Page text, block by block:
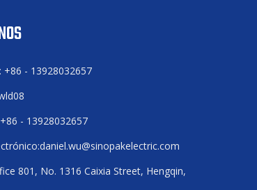
+86 - 13928032657
- 13928032657
daniel.wu@sinopakelectric.com
801, No. 1316 Caixia Street, Hengqin,